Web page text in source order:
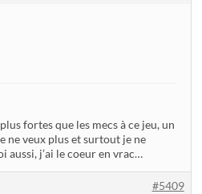
fortes que les mecs à ce jeu, un
ne veux plus et surtout je ne
aussi, j’ai le coeur en vrac…
#5409